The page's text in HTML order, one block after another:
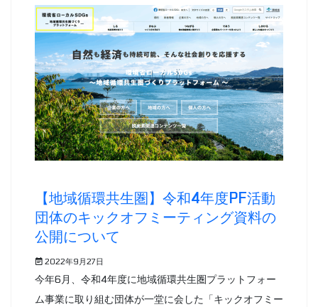
【地域循環共生圏】令和4年度PF活動
団体のキックオフミーティング資料の
公開について
2022年9月27日
今年6月、令和4年度に地域循環共生圏プラットフォー
ム事業に取り組む団体が一堂に会した「キックオフミー